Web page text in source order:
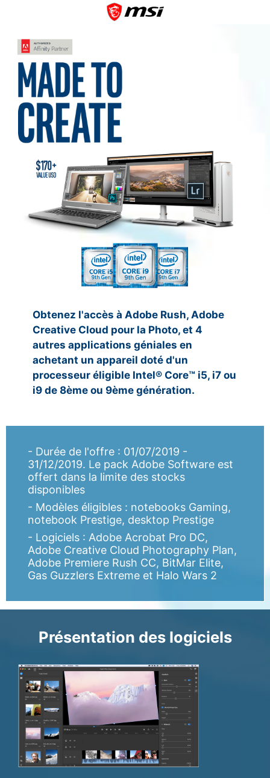
Obtenez l'accès à Adobe Rush, Adobe
Creative Cloud pour la Photo, et 4
autres applications géniales en
achetant un appareil doté d'un
processeur éligible Intel® Core™ i5, i7 ou
i9 de 8ème ou 9ème génération.
- Durée de l'offre : 01/07/2019 -
31/12/2019. Le pack Adobe Software est
offert dans la limite des stocks
disponibles
- Modèles éligibles : notebooks Gaming,
notebook Prestige, desktop Prestige
- Logiciels : Adobe Acrobat Pro DC,
Adobe Creative Cloud Photography Plan,
Adobe Premiere Rush CC, BitMar Elite,
Gas Guzzlers Extreme et Halo Wars 2
Présentation des logiciels